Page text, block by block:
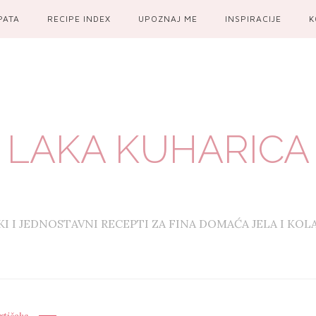
RECIPE INDEX UPOZNAJ ME INSPIRACIJE
LAKA KUHARICA
I JEDNOSTAVNI RECEPTI ZA FINA DOMAĆA JELA I